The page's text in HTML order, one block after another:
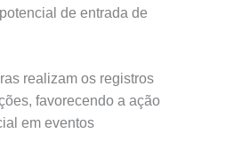
de entrada de
realizam os registros
favorecendo a ação
em eventos